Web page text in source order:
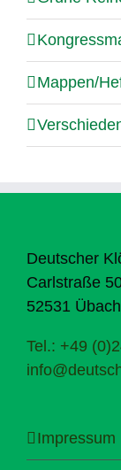
Mappen/
Deutscher
Carlstraße
52531
Tel.: +49
Impressum